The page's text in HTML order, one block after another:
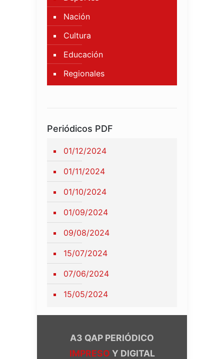
Nación
Cultura
Educación
Regionales
Periódicos PDF
01/12/2024
01/11/2024
01/10/2024
01/09/2024
09/08/2024
15/07/2024
07/06/2024
15/05/2024
A3 QAP PERIÓDICO
IMPRESO Y DIGITAL